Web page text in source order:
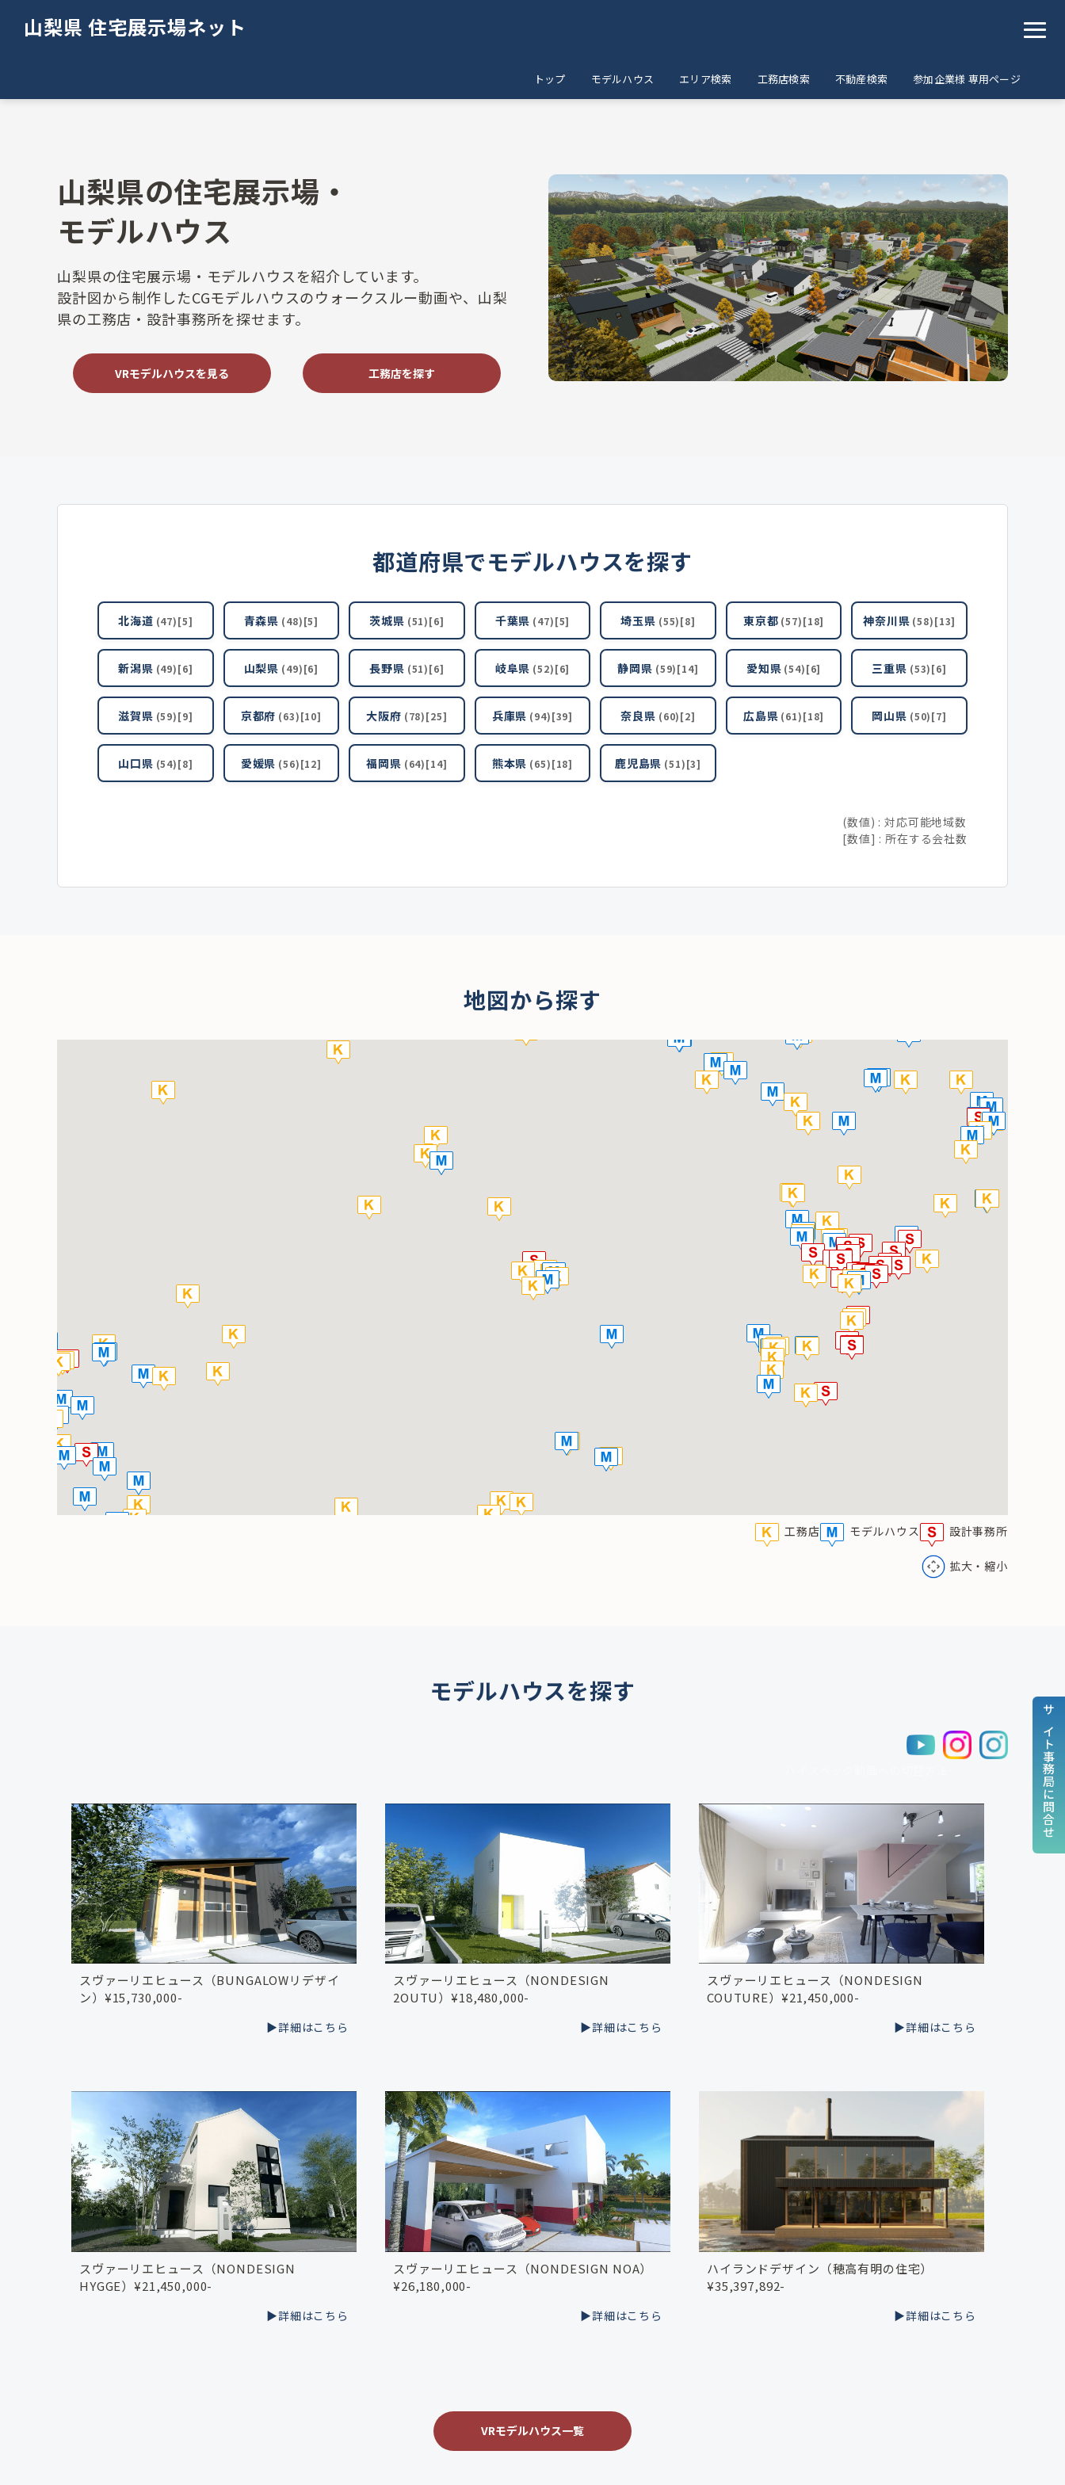
山梨県 住宅展示場ネット
トップ モデルハウス エリア検索 工務店検索 不動産検索 参加企業様 専用ページ
山梨県の住宅展示場・
モデルハウス
山梨県の住宅展示場・モデルハウスを紹介しています。
設計図から制作したCGモデルハウスのウォークスルー動画や、山梨
県の工務店・設計事務所を探せます。
VRモデルハウスを見る 工務店を探す
都道府県でモデルハウスを探す
北海道 (47)[5] 青森県 (48)[5] 茨城県 (51)[6] 千葉県 (47)[5] 埼玉県 (55)[8] 東京都 (57)[18] 神奈川県 (58)[13]
新潟県 (49)[6] 山梨県 (49)[6] 長野県 (51)[6] 岐阜県 (52)[6] 静岡県 (59)[14] 愛知県 (54)[6] 三重県 (53)[6]
滋賀県 (59)[9] 京都府 (63)[10] 大阪府 (78)[25] 兵庫県 (94)[39] 奈良県 (60)[2] 広島県 (61)[18] 岡山県 (50)[7]
山口県 (54)[8] 愛媛県 (56)[12] 福岡県 (64)[14] 熊本県 (65)[18] 鹿児島県 (51)[3]
(数値) : 対応可能地域数
[数値] : 所在する会社数
地図から探す
工務店 モデルハウス 設計事務所
拡大・縮小
モデルハウスを探す
スヴァーリエヒュース（BUNGALOWリデザイ
ン）¥15,730,000-
▶︎詳細はこちら
スヴァーリエヒュース（NONDESIGN
2OUTU）¥18,480,000-
▶︎詳細はこちら
スヴァーリエヒュース（NONDESIGN
COUTURE）¥21,450,000-
▶︎詳細はこちら
スヴァーリエヒュース（NONDESIGN
HYGGE）¥21,450,000-
▶︎詳細はこちら
スヴァーリエヒュース（NONDESIGN NOA）
¥26,180,000-
▶︎詳細はこちら
ハイランドデザイン（穂高有明の住宅）
¥35,397,892-
▶︎詳細はこちら
VRモデルハウス一覧
サイト事務局に問合せ